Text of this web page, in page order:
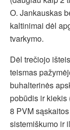
O. Jankauskas
kaltinimai dėl
tvarkymo.
Dėl trečiojo
teismas
buhalterinės
pobūdis ir kiekis
8 PVM
sistemiškumo ir